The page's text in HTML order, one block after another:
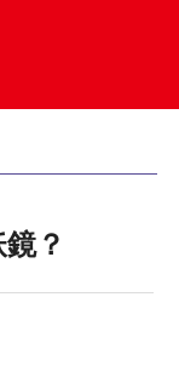
鏡？